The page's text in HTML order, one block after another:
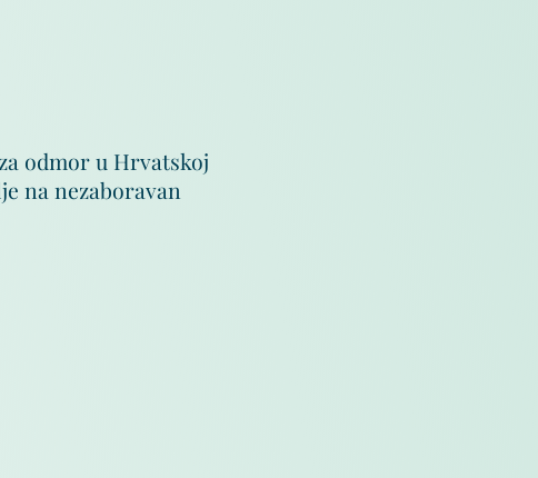
odmor u Hrvatskoj
na nezaboravan